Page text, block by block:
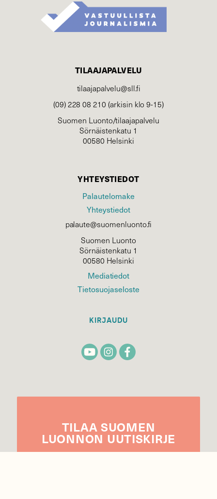
TILAAJAPALVELU
tilaajapalvelu@sll.fi
(09) 228 08 210 (arkisin klo 9-15)
Suomen Luonto/tilaajapalvelu
Sörnäistenkatu 1
00580 Helsinki
YHTEYSTIEDOT
Palautelomake
Yhteystiedot
palaute@suomenluonto.fi
Suomen Luonto
Sörnäistenkatu 1
00580 Helsinki
Mediatiedot
Tietosuojaseloste
KIRJAUDU
TILAA SUOMEN
LUONNON UUTIS­KIRJE